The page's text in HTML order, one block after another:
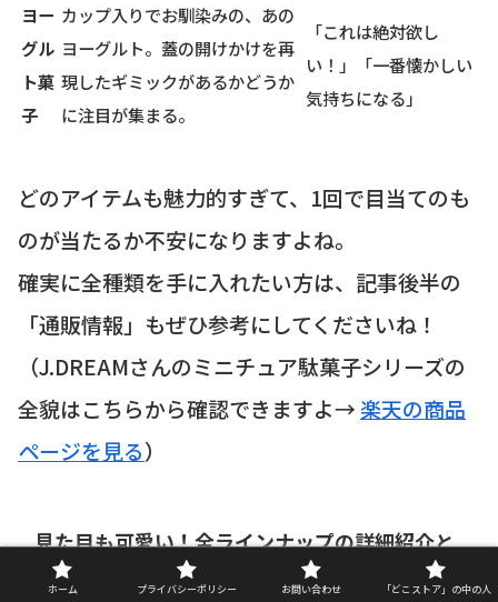
ヨー
グル
ト菓
子
カップ入りでお馴染みの、あの
ヨーグルト。蓋の開けかけを再
現したギミックがあるかどうか
に注目が集まる。
「これは絶対欲し
い！」「一番懐かしい
気持ちになる」
どのアイテムも魅力的すぎて、1回で目当てのも
のが当たるか不安になりますよね。
確実に全種類を手に入れたい方は、記事後半の
「通販情報」もぜひ参考にしてくださいね！
（J.DREAMさんのミニチュア駄菓子シリーズの
全貌はこちらから確認できますよ→楽天の商品
ページを見る）
見た目も可愛い！全ラインナップの詳細紹介と
再現度チェック
ホーム プライバシーポリシー お問い合わせ 「どこストア」の中の人